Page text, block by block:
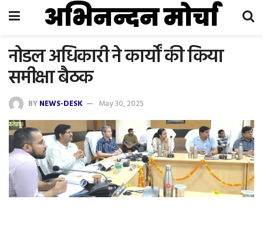
अभिनन्दन मोर्चा
नोडल अधिकारी ने कार्यों की किया
समीक्षा बैठक
BYNEWS-DESK May 30, 2025